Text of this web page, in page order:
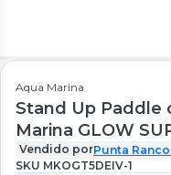
Aqua Marina
Stand Up Paddle
Marina GLOW
Vendido porPunta Ranco
SKU MKOGT5DEIV-1